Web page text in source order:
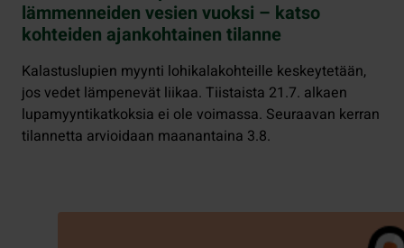
lämmenneiden vesien vuoksi – katso
kohteiden ajankohtainen tilanne
Kalastuslupien myynti lohikalakohteille keskeytetään,
jos vedet lämpenevät liikaa. Tiistaista 21.7. alkaen
lupamyyntikatkoksia ei ole voimassa. Seuraavan kerran
tilannetta arvioidaan maanantaina 3.8.